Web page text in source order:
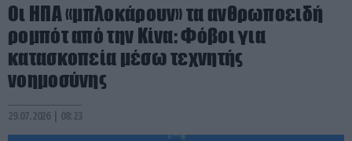
Οι ΗΠΑ «μπλοκάρουν» τα ανθρωποειδή
ρομπότ από την Κίνα: Φόβοι για
κατασκοπεία μέσω τεχνητής
νοημοσύνης
29.07.2026 | 08:23